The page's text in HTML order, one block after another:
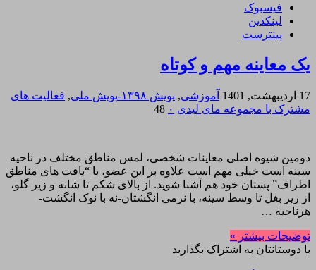
فیسبوک
لینکدین
پینترست
یک معاینه مهم و کوتاه
17 اردیبهشت, 1401 آموزشی, پویش ۱۳۹۸-پویش ملی , فعالیت های
مشترک با مجموعه مای لیدی ۰ 48
دومین شیوه اصلی معاینات شخصی، لمس مناطق مختلف در ناحیه
سینه است خیلی مهم است علاوه بر این عضو، با “بافت های مناطق
اطراف” پستان خود هم آشنا شوید. از بالای شکم تا شانه و زیر گلو،
از زیر بغل تا وسط سینه، با نرمی انگشتان-نه با نوک انگشت-
هرناحیه …
توضیحات بیشتر »
با دوستانتان به اشتراک بگذارید